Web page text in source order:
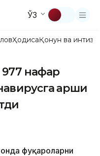
ЎЗ
ҲодисаҚонун ва
нафар
қарши
фуқароларни